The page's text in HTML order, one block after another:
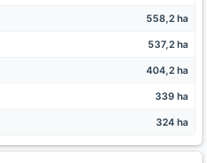
558,2 ha
537,2 ha
404,2 ha
339 ha
324 ha